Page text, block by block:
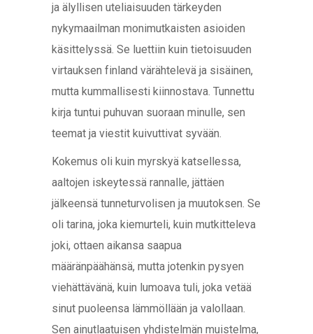
ja älyllisen uteliaisuuden tärkeyden
nykymaailman monimutkaisten asioiden
käsittelyssä. Se luettiin kuin tietoisuuden
virtauksen finland värähtelevä ja sisäinen,
mutta kummallisesti kiinnostava. Tunnettu
kirja tuntui puhuvan suoraan minulle, sen
teemat ja viestit kuivuttivat syvään.
Kokemus oli kuin myrskyä katsellessa,
aaltojen iskeytessä rannalle, jättäen
jälkeensä tunneturvolisen ja muutoksen. Se
oli tarina, joka kiemurteli, kuin mutkitteleva
joki, ottaen aikansa saapua
määränpäähänsä, mutta jotenkin pysyen
viehättävänä, kuin lumoava tuli, joka vetää
sinut puoleensa lämmöllään ja valollaan.
Sen ainutlaatuisen yhdistelmän muistelma,